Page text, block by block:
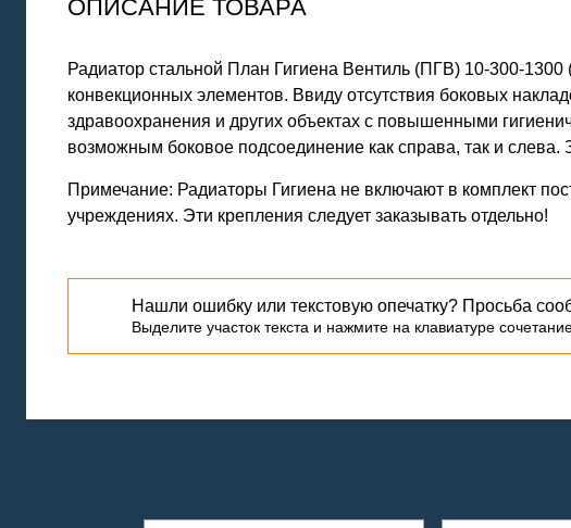
ОПИСАНИЕ ТОВАРА
Радиатор стальной План Гигиена Вентиль (ПГВ) 10-300-
конвекционных элементов. Ввиду отсутствия боковых
здравоохранения и других объектах с повышенными
возможным боковое подсоединение как справа, так и слева.
Примечание: Радиаторы Гигиена не включают в комплект
учреждениях. Эти крепления следует заказывать отдельно!
Нашли ошибку или текстовую опечатку? Просьба
Выделите участок текста и нажмите на клавиатуре